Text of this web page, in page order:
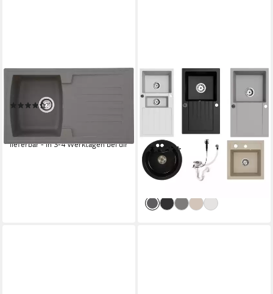
RESPEKTA
(11)
-26%
lieferbar - in 3-4 Werktagen bei dir
FAIZEE MÖBEL
Granitspüle Granitspüle
Küchenspüle mit Siphon
Modelle, Eckig, 48/50 cm
ab 99,00 € UVP 194,99 €
-49%